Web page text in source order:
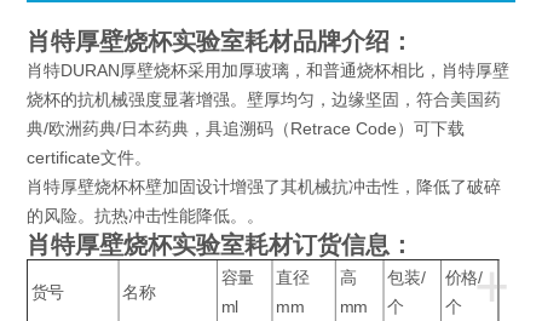
肖特厚壁烧杯实验室耗材品牌介绍：
肖特DURAN厚壁烧杯采用加厚玻璃，和普通烧杯相比，肖特厚壁
烧杯的抗机械强度显著增强。壁厚均匀，边缘坚固，符合美国药
典/欧洲药典/日本药典，具追溯码（Retrace Code）可下载
certificate文件。
肖特厚壁烧杯杯壁加固设计增强了其机械抗冲击性，降低了破碎
的风险。抗热冲击性能降低。。
肖特厚壁烧杯实验室耗材订货信息：
+
货号 名称
容量
ml
直径
mm
高
mm
包装/
个
价格/
个